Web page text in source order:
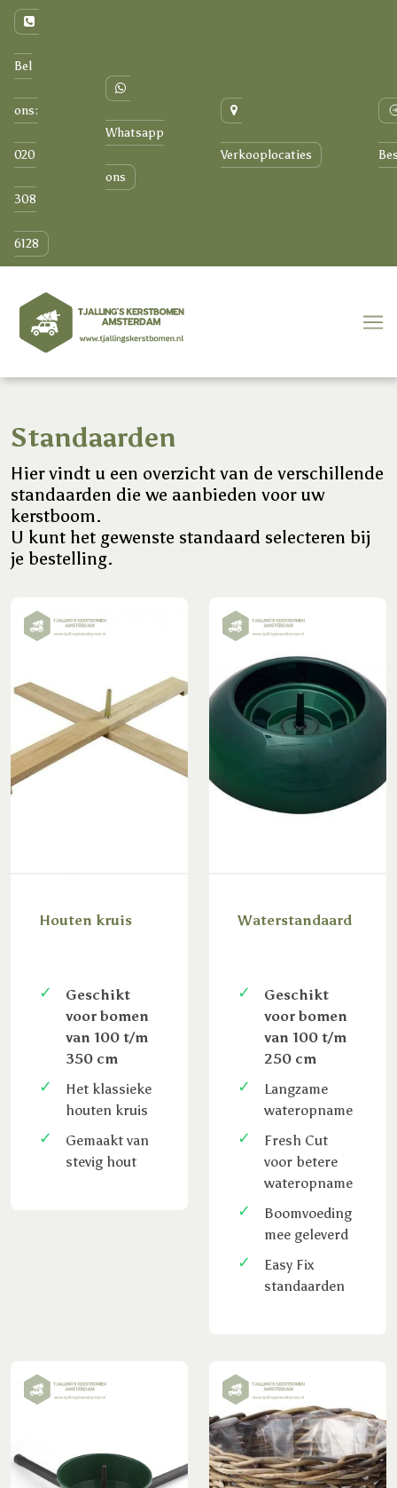
Bel
ons:
020
308
6128
Whatsapp
ons
Verkooplocaties
Standaarden
Hier vindt u een overzicht van de verschillende
standaarden die we aanbieden voor uw
kerstboom.
U kunt het gewenste standaard selecteren bij
je bestelling.
Houten kruis
Geschikt
voor bomen
van 100 t/m
350 cm
Het klassieke
houten kruis
Gemaakt van
stevig hout
Waterstandaard
Geschikt
voor bomen
van 100 t/m
250 cm
Langzame
wateropname
Fresh Cut
voor betere
wateropname
Boomvoeding
mee geleverd
Easy Fix
standaarden